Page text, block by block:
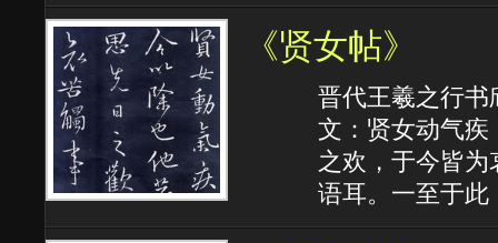
《贤女帖》
晋代王羲之行书
文：贤女动气疾
之欢，于今皆
语耳。一至于此